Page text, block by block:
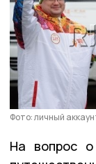
Фото: личный
На вопрос